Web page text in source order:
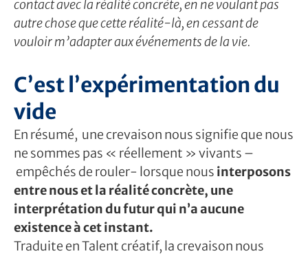
contact avec la réalité concrète, en ne voulant pas
autre chose que cette réalité-là, en cessant de
vouloir m’adapter aux événements de la vie.
C’est l’expérimentation du
vide
En résumé, une crevaison nous signifie que nous
ne sommes pas « réellement » vivants –
empêchés de rouler- lorsque nous interposons
entre nous et la réalité concrète, une
interprétation du futur qui n’a aucune
existence à cet instant.
Traduite en Talent créatif, la crevaison nous